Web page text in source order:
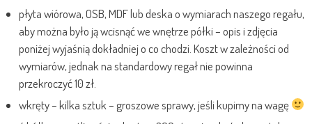
płyta wiórowa, OSB, MDF lub deska o wymiarach naszego regału,
aby można było ją wcisnąć we wnętrze półki – opis i zdjęcia
poniżej wyjaśnią dokładniej o co chodzi. Koszt w zależności od
wymiarów, jednak na standardowy regał nie powinna
przekroczyć 10 zł.
wkręty – kilka sztuk – groszowe sprawy, jeśli kupimy na wagę